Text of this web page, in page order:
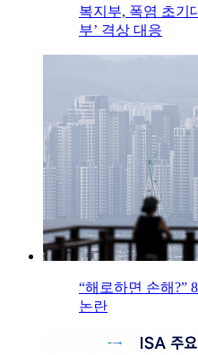
복지부, 폭염 초기
부’ 격상 대응
“해로하면 손해?”
논란